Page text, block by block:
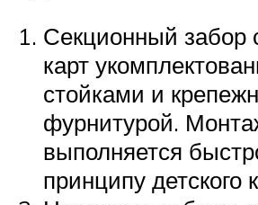
Секционный забор
карт
стойками и
фурнитурой.
выполняется
принципу детского